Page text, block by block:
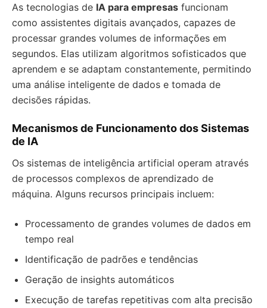
As tecnologias de IA para empresas funcionam
como assistentes digitais avançados, capazes de
processar grandes volumes de informações em
segundos. Elas utilizam algoritmos sofisticados que
aprendem e se adaptam constantemente, permitindo
uma análise inteligente de dados e tomada de
decisões rápidas.
Mecanismos de Funcionamento dos Sistemas
de IA
Os sistemas de inteligência artificial operam através
de processos complexos de aprendizado de
máquina. Alguns recursos principais incluem:
Processamento de grandes volumes de dados em
tempo real
Identificação de padrões e tendências
Geração de insights automáticos
Execução de tarefas repetitivas com alta precisão